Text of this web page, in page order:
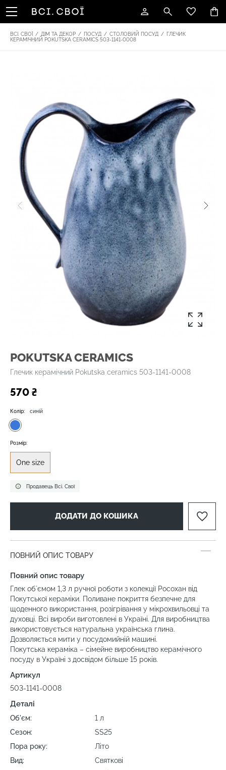
ВСІ. СВОЇ / ДІМ ТА ДЕКОР / ПОСУД / СТОЛОВИЙ ПОСУД / ГЛЕЧИК
КЕРАМІЧНИЙ POKUTSKA CERAMICS 503-1141-0008
POKUTSKA CERAMICS
Глечик керамічний Pokutska ceramics 503-1141-0008
570 ₴
Продавець Всі. Свої
Колір: синій
Розмір:
One size
ДОДАТИ ДО КОШИКА
ПОВНИЙ ОПИС ТОВАРУ
Повний опис товару
Глек обʼємом 1,3 л ручної роботи з колекції Росохан від
Покутської кераміки. Поливане покриття безпечне для
щоденного використання, розігрівання у мікрохвильовці та
духовці. Всі вироби виготовлені в Україні. Для виробництва
використовується натуральна українська глина.
Дозволяється мити у посудомийній машині.
Покутська кераміка – сімейне виробництво керамічного
посуду в Україні з досвідом більше 15 років.
Артикул
503-1141-0008
Деталі
Об'єм:
1 л
Сезон:
SS25
Пора року:
Літо
Вид:
Святкові